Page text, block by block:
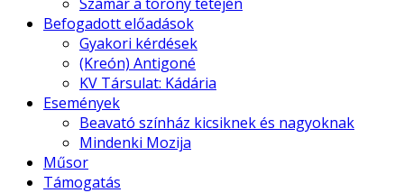
Befogadott előadások
Gyakori kérdések
(Kreón) Antigoné
KV Társulat: Kádária
Események
Beavató színház kicsiknek és nagyoknak
Mindenki Mozija
Műsor
Támogatás